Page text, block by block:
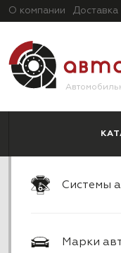
О компании Доставка
Системы
Марки